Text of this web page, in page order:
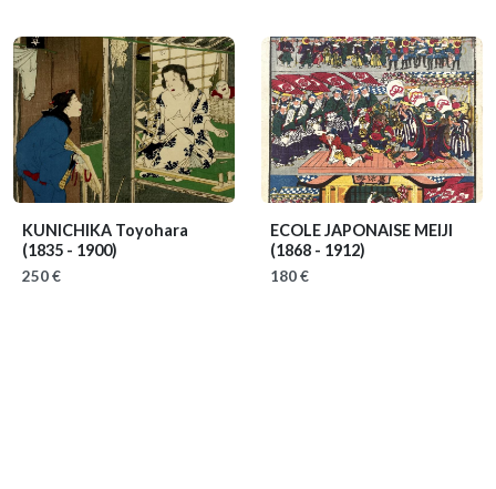
KUNICHIKA Toyohara
(1835 - 1900)
250 €
ECOLE JAPONAISE MEIJI
(1868 - 1912)
180 €